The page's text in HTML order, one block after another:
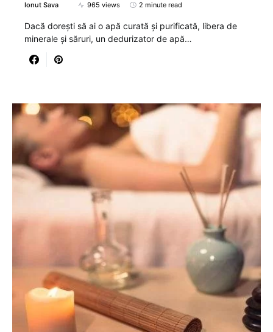
Ionut Sava 965 views 2 minute read
Dacă dorești să ai o apă curată și purificată, libera de
minerale și săruri, un dedurizator de apă…